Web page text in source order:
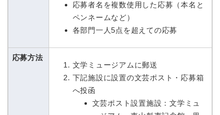
応募者名を複数使用した応募（本名と
ペンネームなど）
各部門一人5点を超えての応募
応募方法
文学ミュージアムに郵送
下記施設に設置の文芸ポスト・応募箱
へ投函
文芸ポスト設置施設：文学ミュ